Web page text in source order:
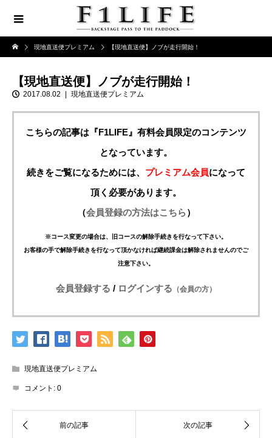
現地直送便プレミアム 【現地直送便】ノブが走行開始！
【現地直送便】ノブが走行開始！
2017.08.02 現地直送便プレミアム
こちらの記事は『F1LIFE』有料会員限定のコンテンツ
となっています。
続きをご覧になるためには、 プレミアム会員になって
頂く必要があります。
（会員登録の方法はこちら）
※コース変更の場合は、旧コースの解除手続きを行なって下さい。
お客様の手で解除手続きを行なって頂かなければ継続課金は解除されませんのでご
注意下さい。
会員登録する / ログインする （会員の方）
現地直送便プレミアム
コメント: 0